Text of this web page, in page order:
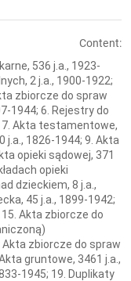
Content:
536 j.a., 1923-
2 j.a., 1900-1922;
zbiorcze do spraw
1944; 6. Rejestry do
Akta testamentowe,
j.a., 1826-1944; 9. Akta
opieki sądowej, 371
opieki
dzieckiem, 8 j.a.,
45 j.a., 1899-1942;
15. Akta zbiorcze do
Akta zbiorcze do spraw
gruntowe, 3461 j.a.,
1945; 19. Duplikaty